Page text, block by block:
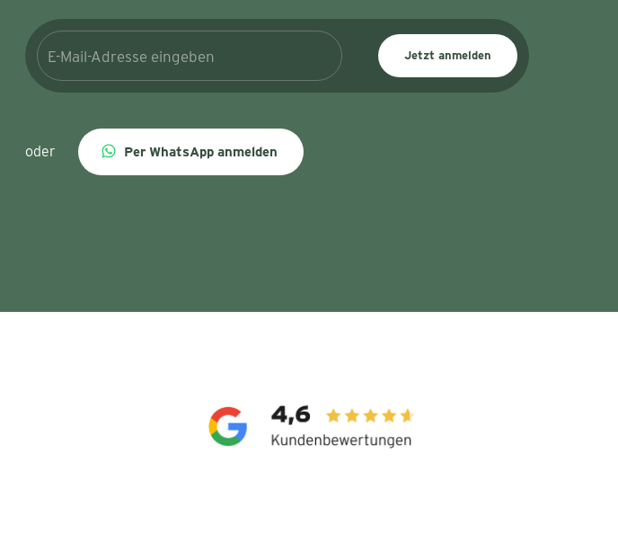
Jetzt anmelden
oder Per WhatsApp anmelden